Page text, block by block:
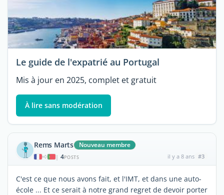
Le guide de l'expatrié au Portugal
Mis à jour en 2025, complet et gratuit
À lire sans modération
Rems Marts Nouveau membre
| 4POSTS il y a 8 ans #3
C'est ce que nous avons fait, et l'IMT, et dans une auto-
école ... Et ce serait à notre grand regret de devoir porter